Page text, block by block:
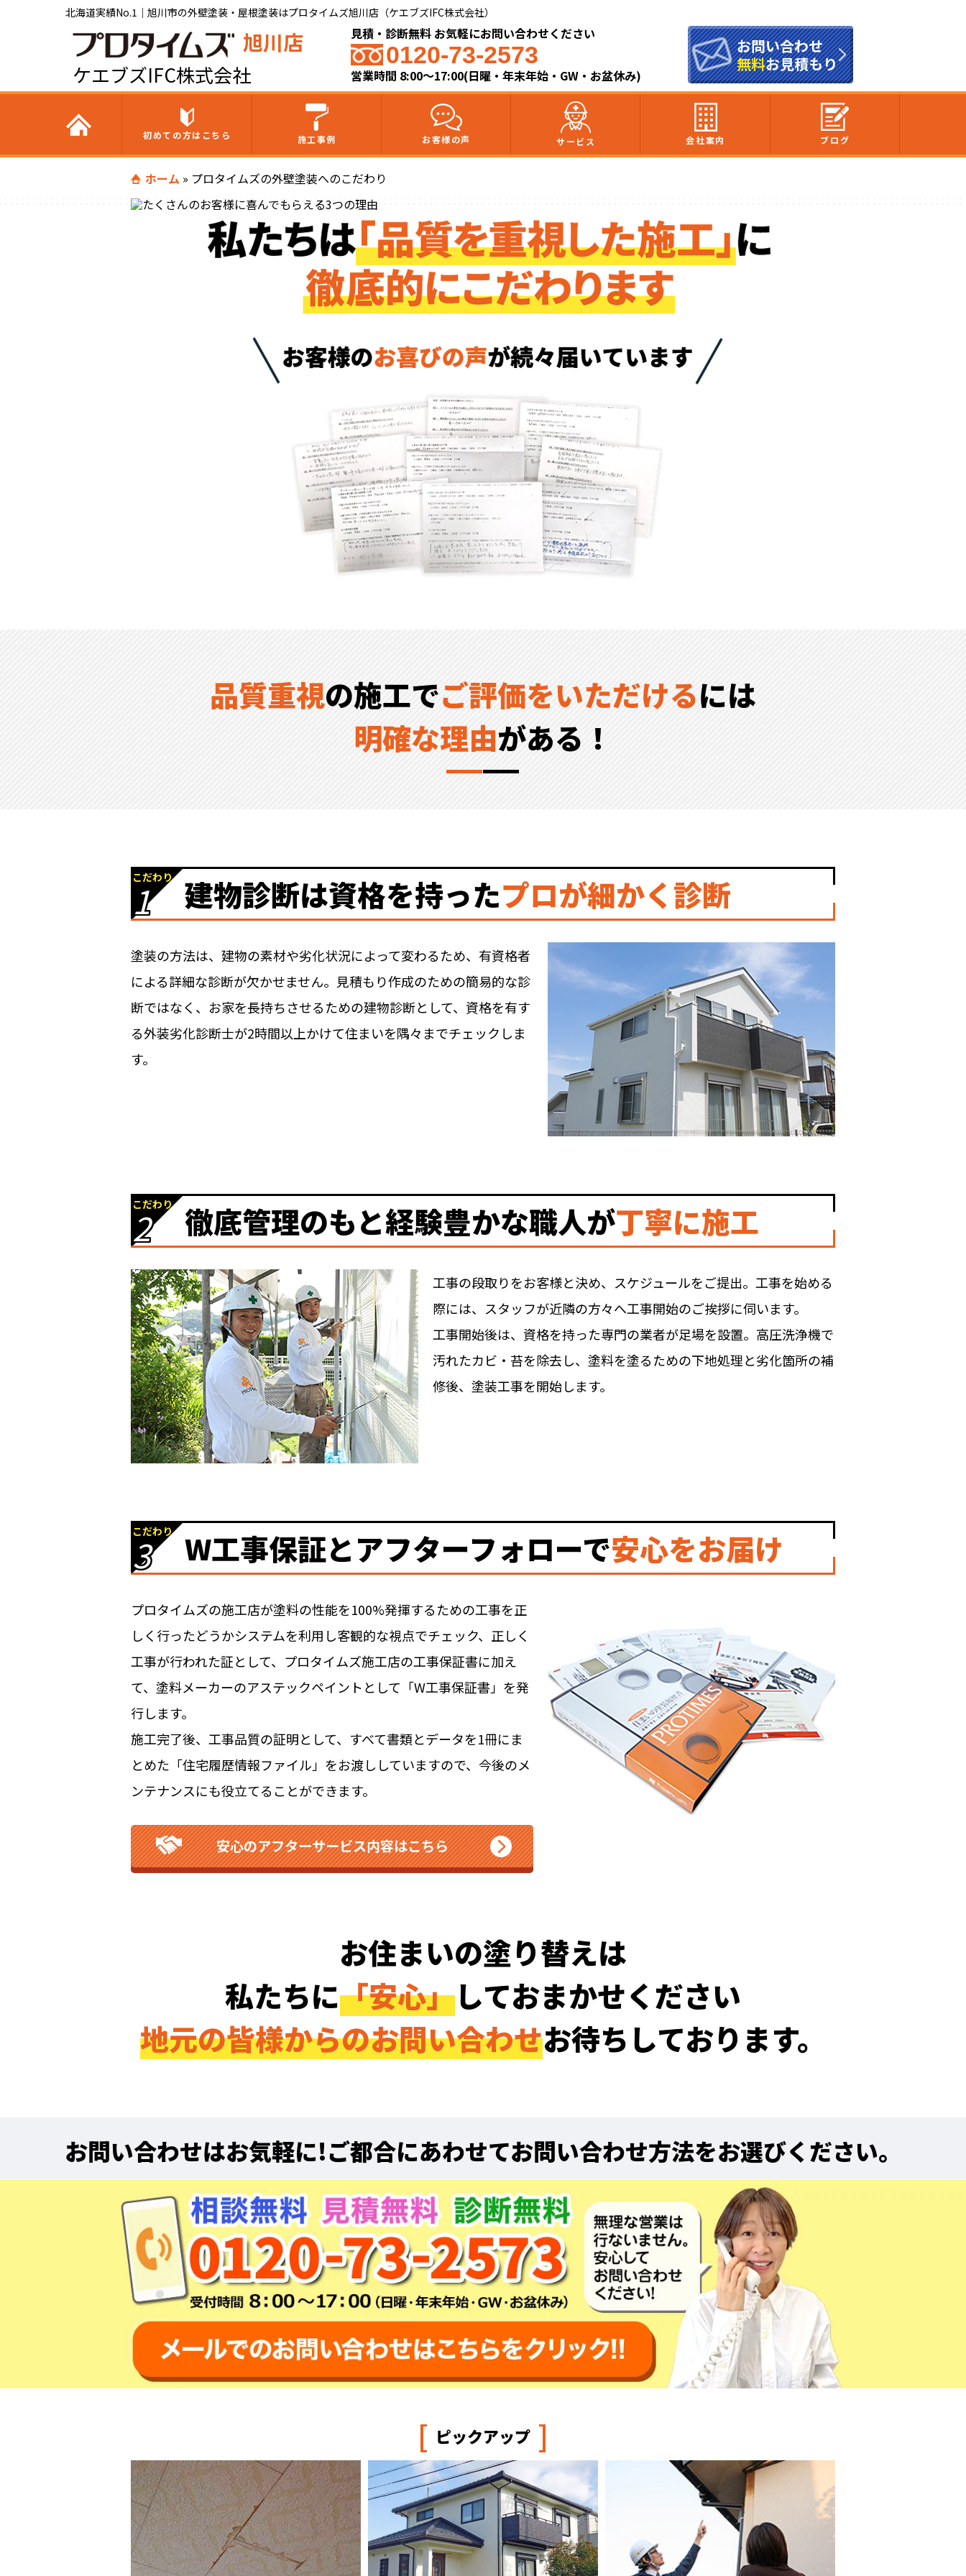
北海道実績No.1｜旭川市の外壁塗装・屋根塗装はプロタイムズ旭川店（ケエブズIFC株式会社）​
旭川店
ケエブズIFC株式会社
見積・診断無料 お気軽にお問い合わせください
0120-73-2573
営業時間 8:00～17:00(日曜・年末年始・GW・お盆休み)
お問い合わせ
無料お見積もり
初めての方はこちら 施工事例 お客様の声 サービス 会社案内 ブログ
ホーム » プロタイムズの外壁塗装へのこだわり
品質重視の施工でご評価をいただけるには
明確な理由がある！
こだわり
1 建物診断は資格を持ったプロが細かく診断
塗装の方法は、建物の素材や劣化状況によって変わるため、有資格者
による詳細な診断が欠かせません。見積もり作成のための簡易的な診
断ではなく、お家を長持ちさせるための建物診断として、資格を有す
る外装劣化診断士が2時間以上かけて住まいを隅々までチェックしま
す。
こだわり
2 徹底管理のもと経験豊かな職人が丁寧に施工
工事の段取りをお客様と決め、スケジュールをご提出。工事を始める
際には、スタッフが近隣の方々へ工事開始のご挨拶に伺います。
工事開始後は、資格を持った専門の業者が足場を設置。高圧洗浄機で
汚れたカビ・苔を除去し、塗料を塗るための下地処理と劣化箇所の補
修後、塗装工事を開始します。
こだわり
3 W工事保証とアフターフォローで安心をお届け
プロタイムズの施工店が塗料の性能を100%発揮するための工事を正
しく行ったどうかシステムを利用し客観的な視点でチェック、正しく
工事が行われた証として、プロタイムズ施工店の工事保証書に加え
て、塗料メーカーのアステックペイントとして「W工事保証書」を発
行します。
施工完了後、工事品質の証明として、すべて書類とデータを1冊にま
とめた「住宅履歴情報ファイル」をお渡ししていますので、今後のメ
ンテナンスにも役立てることができます。
安心のアフターサービス内容はこちら
お住まいの塗り替えは
私たちに「安心」しておまかせください
地元の皆様からのお問い合わせお待ちしております。
お問い合わせはお気軽に!ご都合にあわせてお問い合わせ方法をお選びください。
[ ピックアップ ]